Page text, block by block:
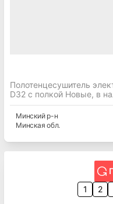
Полотенцесушитель
D32 с полкой Новые, в
Минскийр-н
Минская обл.
1
2